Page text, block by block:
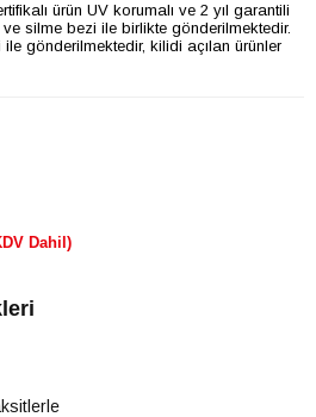
ürün UV korumalı ve 2 yıl garantili
silme bezi ile birlikte gönderilmektedir.
gönderilmektedir, kilidi açılan ürünler
Dahil)